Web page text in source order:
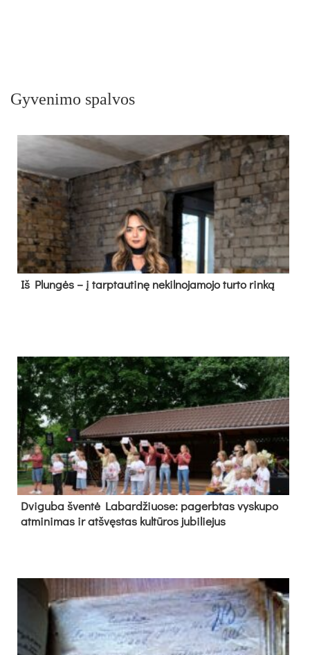
Gyvenimo spalvos
Iš Plungės – į tarptautinę nekilnojamojo turto rinką
Dvi­gu­ba šven­tė La­bar­džiuo­se: pa­gerb­tas vys­ku­po
at­mi­ni­mas ir at­švęs­tas kul­tū­ros ju­bi­lie­jus